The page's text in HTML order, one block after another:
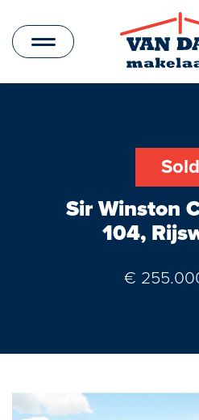
Baerz & Co
Sold
Sir Winston
104,
€